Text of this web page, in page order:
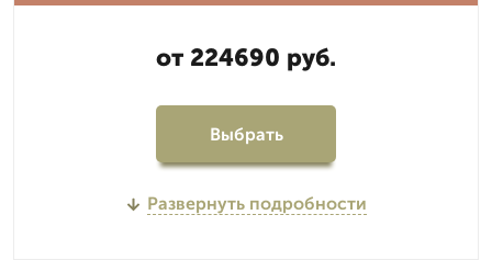
от 224690 руб.
Выбрать
Развернуть подробности